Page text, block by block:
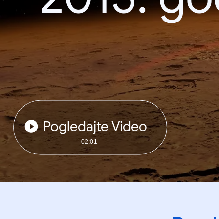
Pogledajte Video
02:01